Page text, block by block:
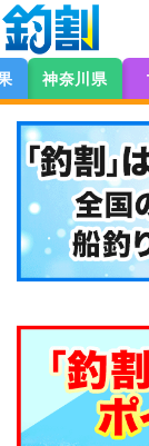
神奈川県